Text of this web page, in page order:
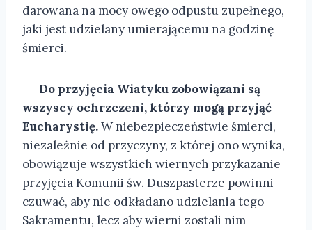
darowana na mocy owego odpustu zupełnego,
jaki jest udzielany umierającemu na godzinę
śmierci.
Do przyjęcia Wiatyku zobowiązani są
wszyscy ochrzczeni, którzy mogą przyjąć
Eucharystię.W niebezpieczeństwie śmierci,
niezależnie od przyczyny, z której ono wynika,
obowiązuje wszystkich wiernych przykazanie
przyjęcia Komunii św. Duszpasterze powinni
czuwać, aby nie odkładano udzielania tego
Sakramentu, lecz aby wierni zostali nim